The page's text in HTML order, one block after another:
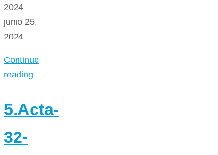
2024
junio 25,
2024
Continue
reading
5.Acta-
32-